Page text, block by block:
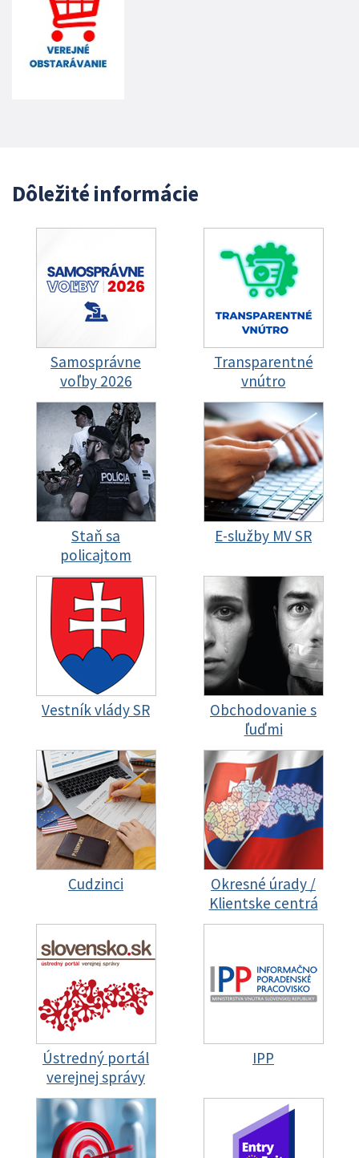
Dôležité informácie
Samosprávne
voľby 2026
Transparentné
vnútro
Staň sa
policajtom
E-služby MV SR
Vestník vlády SR
Obchodovanie s
ľuďmi
Cudzinci
Okresné úrady /
Klientske centrá
Ústredný portál
verejnej správy
IPP